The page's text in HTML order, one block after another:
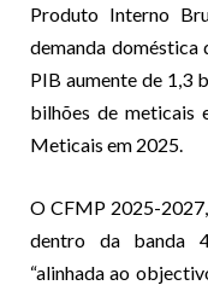
Produto Interno
demanda doméstica
PIB aumente de 1,3
bilhões de meticais
Meticais em 2025.
O CFMP 2025-
dentro da banda
“alinhada ao